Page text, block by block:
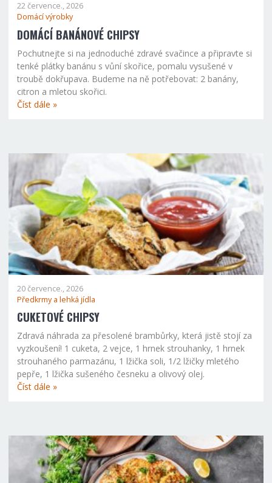
22 července., 2026
Domácí výrobky
DOMÁCÍ BANÁNOVÉ CHIPSY
Pochutnejte si na jednoduché zdravé svačince a připravte si
tenké plátky banánu s vůní skořice, pomalu vysušené v
troubě dokřupava. Budeme na ně potřebovat: 2 banány,
citron a mletou skořici.
Číst dále »
20 července., 2026
Předkrmy a lehká jídla
CUKETOVÉ CHIPSY
Zdravá náhrada za přesolené brambůrky, která jistě stojí za
vyzkoušení! 1 cuketa, 2 vejce, 1 hrnek strouhanky, 1 hrnek
strouhaného parmazánu, 1 lžička soli, 1/2 lžičky mletého
pepře, 1 lžička sušeného česneku a olivový olej.
Číst dále »